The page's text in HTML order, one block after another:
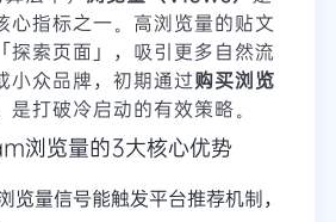
心指标之一。高浏览量的贴文
探索页面」，吸引更多自然流
小众品牌，初期通过购买浏览
是打破冷启动的有效策略。
浏览量的3大核心优势
览量信号能触发平台推荐机制，